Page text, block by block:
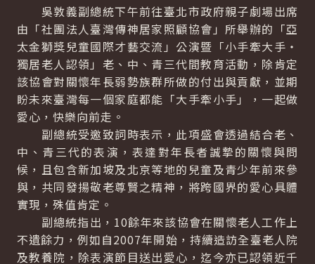
吳敦義副總統下午前往臺北市政府親子劇場出席
由「社團法人臺灣傳神居家照顧協會」所舉辦的「亞
太金獅獎兒童國際才藝交流」公演暨「小手牽大手‧
獨居老人認領」老、中、青三代間教育活動，除肯定
該協會對關懷年長弱勢族群所做的付出與貢獻，並期
盼未來臺灣每一個家庭都能「大手牽小手」，一起做
愛心，快樂向前走。
副總統受邀致詞時表示，此項盛會透過結合老、
中、青三代的表演，表達對年長者誠摯的關懷與問
候，且包含新加坡及北京等地的兒童及青少年前來參
與，共同發揚敬老尊賢之精神，將跨國界的愛心具體
實現，殊值肯定。
副總統指出，10餘年來該協會在關懷老人工作上
不遺餘力，例如自2007年開始，持續造訪全臺老人院
及教養院，除表演節目送出愛心，迄今亦已認領近千